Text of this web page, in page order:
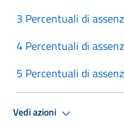
3 Percentuali di
4 Percentuali di
5 Percentuali di
Vedi azioni